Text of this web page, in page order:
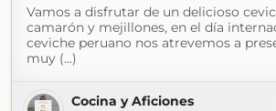
Vamos a disfrutar de un delicioso
camarón y mejillones, en el día
ceviche peruano nos atrevemos a
muy (...)
Cocina y Aficiones